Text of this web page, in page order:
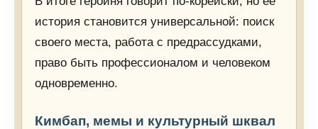
история становится универсальной: поиск
своего места, работа с предрассудками,
право быть профессионалом и человеком
одновременно.
Кимбап, мемы и культурный шквал